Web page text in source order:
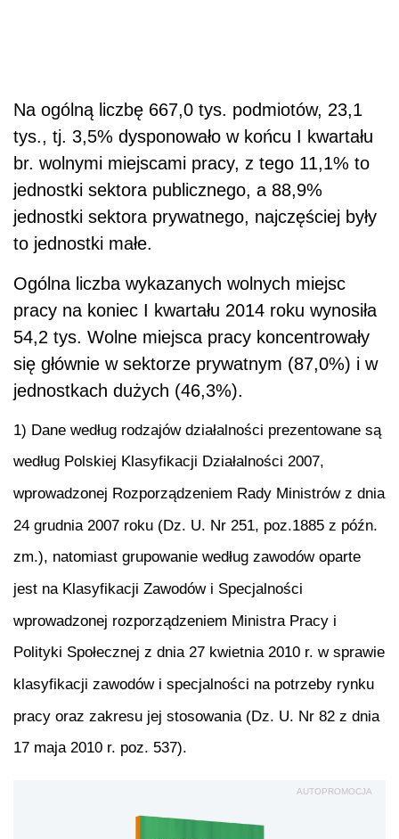
Na ogólną liczbę 667,0 tys. podmiotów, 23,1
tys., tj. 3,5% dysponowało w końcu I kwartału
br. wolnymi miejscami pracy, z tego 11,1% to
jednostki sektora publicznego, a 88,9%
jednostki sektora prywatnego, najczęściej były
to jednostki małe.
Ogólna liczba wykazanych wolnych miejsc
pracy na koniec I kwartału 2014 roku wynosiła
54,2 tys. Wolne miejsca pracy koncentrowały
się głównie w sektorze prywatnym (87,0%) i w
jednostkach dużych (46,3%).
1) Dane według rodzajów działalności prezentowane są
według Polskiej Klasyfikacji Działalności 2007,
wprowadzonej Rozporządzeniem Rady Ministrów z dnia
24 grudnia 2007 roku (Dz. U. Nr 251, poz.1885 z późn.
zm.), natomiast grupowanie według zawodów oparte
jest na Klasyfikacji Zawodów i Specjalności
wprowadzonej rozporządzeniem Ministra Pracy i
Polityki Społecznej z dnia 27 kwietnia 2010 r. w sprawie
klasyfikacji zawodów i specjalności na potrzeby rynku
pracy oraz zakresu jej stosowania (Dz. U. Nr 82 z dnia
17 maja 2010 r. poz. 537).
AUTOPROMOCJA